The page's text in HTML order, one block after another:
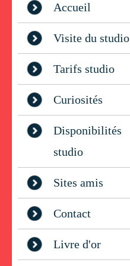
Accueil
Visite du studio
Tarifs studio
Curiosités
Disponibilités
studio
Sites amis
Contact
Livre d'or